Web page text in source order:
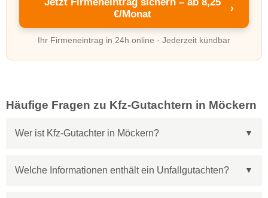
€/Monat
›
Ihr Firmeneintrag in 24h online · Jederzeit kündbar
Häufige Fragen zu Kfz-Gutachtern in Möckern
Wer ist Kfz-Gutachter in Möckern?
Welche Informationen enthält ein Unfallgutachten?